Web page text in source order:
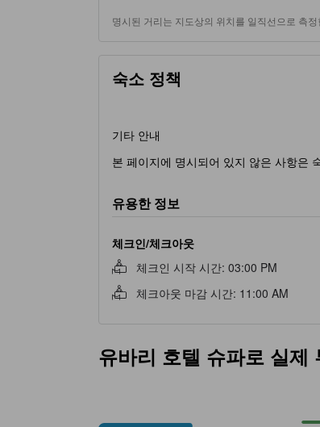
명시된 거리는 지도상의 위치를 일직선으로 측
숙소 정책
기타 안내
본 페이지에 명시되어 있지 않은 사항은
유용한 정보
체크인/체크아웃
체크인 시작 시간: 03:00 PM
체크아웃 마감 시간: 11:00 AM
유바리 호텔 슈파로 실제